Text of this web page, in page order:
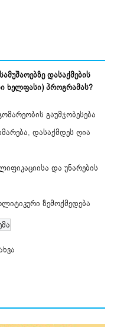
დასაქმების
ხელფასი) პროგრამას?
გაუმჯობესება
დასაქმდეს ღია
და უნარების
ზემოქმედება